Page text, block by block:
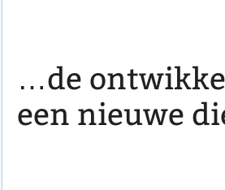
…de
een nieuwe